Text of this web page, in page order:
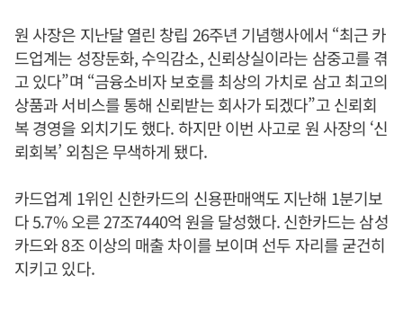
원 사장은 지난달 열린 창립 26주년 기념행사에서 “최근 카
드업계는 성장둔화, 수익감소, 신뢰상실이라는 삼중고를 겪
고 있다”며 “금융소비자 보호를 최상의 가치로 삼고 최고의
상품과 서비스를 통해 신뢰받는 회사가 되겠다”고 신뢰회
복 경영을 외치기도 했다. 하지만 이번 사고로 원 사장의 ‘신
뢰회복’ 외침은 무색하게 됐다.
카드업계 1위인 신한카드의 신용판매액도 지난해 1분기보
다 5.7% 오른 27조7440억 원을 달성했다. 신한카드는 삼성
카드와 8조 이상의 매출 차이를 보이며 선두 자리를 굳건히
지키고 있다.